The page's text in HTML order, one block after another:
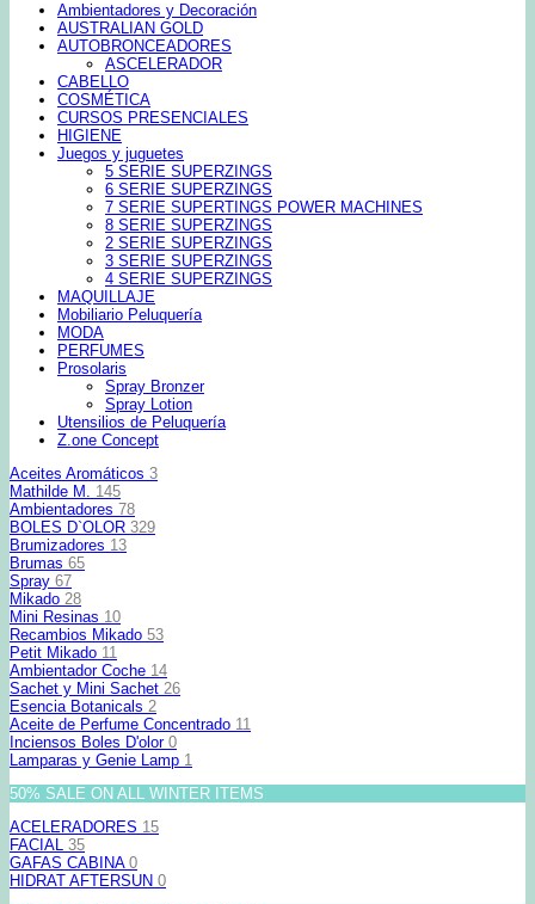
Ambientadores y Decoración
AUSTRALIAN GOLD
AUTOBRONCEADORES
ASCELERADOR
CABELLO
COSMÉTICA
CURSOS PRESENCIALES
HIGIENE
Juegos y juguetes
5 SERIE SUPERZINGS
6 SERIE SUPERZINGS
7 SERIE SUPERTINGS POWER MACHINES
8 SERIE SUPERZINGS
2 SERIE SUPERZINGS
3 SERIE SUPERZINGS
4 SERIE SUPERZINGS
MAQUILLAJE
Mobiliario Peluquería
MODA
PERFUMES
Prosolaris
Spray Bronzer
Spray Lotion
Utensilios de Peluquería
Z.one Concept
Aceites Aromáticos 3
Mathilde M. 145
Ambientadores 78
BOLES D`OLOR 329
Brumizadores 13
Brumas 65
Spray 67
Mikado 28
Mini Resinas 10
Recambios Mikado 53
Petit Mikado 11
Ambientador Coche 14
Sachet y Mini Sachet 26
Esencia Botanicals 2
Aceite de Perfume Concentrado 11
Inciensos Boles D'olor 0
Lamparas y Genie Lamp 1
50% SALE ON ALL WINTER ITEMS
ACELERADORES 15
FACIAL 35
GAFAS CABINA 0
HIDRAT AFTERSUN 0